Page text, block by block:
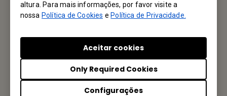
altura. Para mais informações, por favor visite a
nossa Política de Cookies e Política de Privacidade.
Configurações
Only Required Cookies
Aceitar cookies
Seu Escritório Local
Rua Haddock Lobo, 585 - 7° Andar, Cerqueira Cesar, SAO
PAULO SP 01414-000, BRAZIL
Tel: +55 11 2787-0255